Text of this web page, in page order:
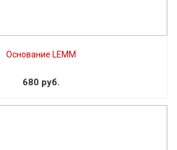
Основание LEMM
680 руб.